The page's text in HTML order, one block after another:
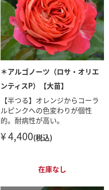
＊アルゴノーツ（ロサ・オリエ
ンティスP）【大苗】
【半つる】オレンジからコーラ
ルピンクへの色変わりが個性
的。耐病性が高い。
¥ 4,400(税込)
在庫なし